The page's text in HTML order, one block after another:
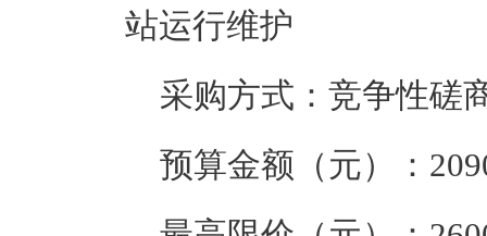
站运行维护
采购方式：竞争性磋
预算金额（元）：